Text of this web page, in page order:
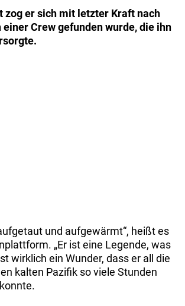
zog er sich mit letzter Kraft nach
einer Crew gefunden wurde, die ihn
und aufgewärmt“, heißt es
„Er ist eine Legende, was
wirklich ein Wunder, dass er all die
kalten Pazifik so viele Stunden